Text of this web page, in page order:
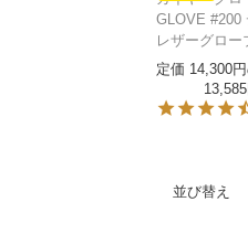
GLOVE #200
レザーグロー
定価 14,300
13,585
並び替え